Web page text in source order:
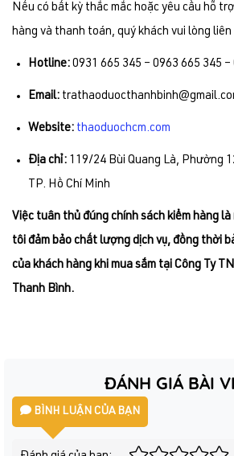
Nếu có bất kỳ thắc mắc hoặc yêu cầu hỗ
hàng và thanh toán, quý khách vui lòng liên
Hotline: 0931 665 345 – 0963 665 345 –
Email:
Website: thaoduochcm.com
Địa chỉ: 119/24 Bùi Quang Là, Phường
TP. Hồ Chí Minh
Việc tuân thủ đúng chính sách kiểm hàng
tôi đảm bảo chất lượng dịch vụ, đồng thời
của khách hàng khi mua sắm tại Công Ty
Thanh Bình.
ĐÁNH GIÁ BÀI
BÌNH LUẬN CỦA BẠN